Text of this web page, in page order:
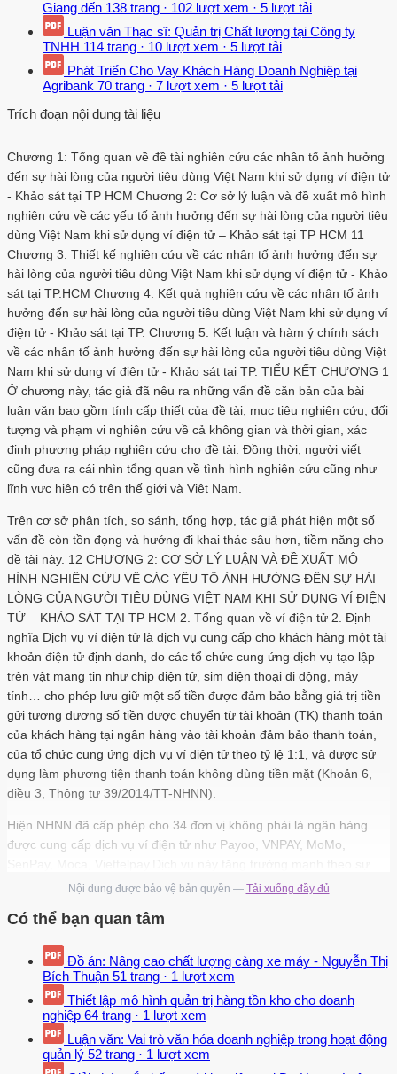
Giang đến 138 trang · 102 lượt xem · 5 lượt tải
Luận văn Thạc sĩ: Quản trị Chất lượng tại Công ty
TNHH 114 trang · 10 lượt xem · 5 lượt tải
Phát Triển Cho Vay Khách Hàng Doanh Nghiệp tại
Agribank 70 trang · 7 lượt xem · 5 lượt tải
Trích đoạn nội dung tài liệu
Chương 1: Tổng quan về đề tài nghiên cứu các nhân tố ảnh hưởng
đến sự hài lòng của người tiêu dùng Việt Nam khi sử dụng ví điện tử
- Khảo sát tại TP HCM Chương 2: Cơ sở lý luận và đề xuất mô hình
nghiên cứu về các yếu tố ảnh hưởng đến sự hài lòng của người tiêu
dùng Việt Nam khi sử dụng ví điện tử – Khảo sát tại TP HCM 11
Chương 3: Thiết kế nghiên cứu về các nhân tố ảnh hưởng đến sự
hài lòng của người tiêu dùng Việt Nam khi sử dụng ví điện tử - Khảo
sát tại TP.HCM Chương 4: Kết quả nghiên cứu về các nhân tố ảnh
hưởng đến sự hài lòng của người tiêu dùng Việt Nam khi sử dụng ví
điện tử - Khảo sát tại TP. Chương 5: Kết luận và hàm ý chính sách
về các nhân tố ảnh hưởng đến sự hài lòng của người tiêu dùng Việt
Nam khi sử dụng ví điện tử - Khảo sát tại TP. TIỂU KẾT CHƯƠNG 1
Ở chương này, tác giả đã nêu ra những vấn đề căn bản của bài
luận văn bao gồm tính cấp thiết của đề tài, mục tiêu nghiên cứu, đối
tượng và phạm vi nghiên cứu về cả không gian và thời gian, xác
định phương pháp nghiên cứu cho đề tài. Đồng thời, người viết
cũng đưa ra cái nhìn tổng quan về tình hình nghiên cứu cũng như
lĩnh vực hiện có trên thế giới và Việt Nam.
Trên cơ sở phân tích, so sánh, tổng hợp, tác giả phát hiện một số
vấn đề còn tồn đọng và hướng đi khai thác sâu hơn, tiềm năng cho
đề tài này. 12 CHƯƠNG 2: CƠ SỞ LÝ LUẬN VÀ ĐỀ XUẤT MÔ
HÌNH NGHIÊN CỨU VỀ CÁC YẾU TỐ ẢNH HƯỞNG ĐẾN SỰ HÀI
LÒNG CỦA NGƯỜI TIÊU DÙNG VIỆT NAM KHI SỬ DỤNG VÍ ĐIỆN
TỬ – KHẢO SÁT TẠI TP HCM 2. Tổng quan về ví điện tử 2. Định
nghĩa Dịch vụ ví điện tử là dịch vụ cung cấp cho khách hàng một tài
khoản điện tử định danh, do các tổ chức cung ứng dịch vụ tạo lập
trên vật mang tin như chip điện tử, sim điện thoại di động, máy
tính… cho phép lưu giữ một số tiền được đảm bảo bằng giá trị tiền
gửi tương đương số tiền được chuyển từ tài khoản (TK) thanh toán
của khách hàng tại ngân hàng vào tài khoản đảm bảo thanh toán,
của tổ chức cung ứng dịch vụ ví điện tử theo tỷ lệ 1:1, và được sử
dụng làm phương tiện thanh toán không dùng tiền mặt (Khoản 6,
điều 3, Thông tư 39/2014/TT-NHNN).
Hiện NHNN đã cấp phép cho 34 đơn vị không phải là ngân hàng
được cung cấp dịch vụ ví điện tử như Payoo, VNPAY, MoMo,
phát triển của thương mại điện tử. Đến nay tổng số khách hàng sử
toán ngày càng gia tăng. Ví Điện Tử là một công cụ quan trọng cho
sự phát triển của các ngành công nghiệp thương mại điện tử và
công nghệ tài chính. Theo Nghị định 101/2012/NĐ- CP, ví điện tử
được coi là dịch vụ trung gian thanh toán, trong đó người dùng ví
được cấp một tài khoản kỹ thuật số liên kết với phương tiện điện tử
(ví dụ: điện thoại di động) và có chứa một giá trị tiền tệ.
Giá trị tiền tệ trong ví điện tử được bảo đảm bằng tiền được chuyển
từ tài khoản ngân hàng của người dùng sang tài khoản của nhà
Nội dung được bảo vệ bản quyền — Tải xuống đầy đủ
Có thể bạn quan tâm
Đồ án: Nâng cao chất lượng càng xe máy - Nguyễn Thị
Bích Thuận 51 trang · 1 lượt xem
Thiết lập mô hình quản trị hàng tồn kho cho doanh
nghiệp 64 trang · 1 lượt xem
Luận văn: Vai trò văn hóa doanh nghiệp trong hoạt động
quản lý 52 trang · 1 lượt xem